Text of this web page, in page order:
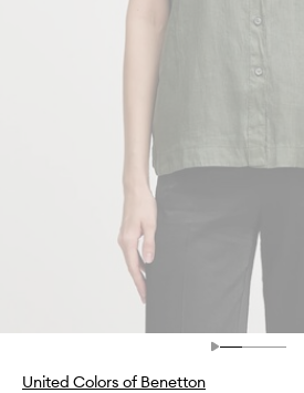
United Colors of Benetton